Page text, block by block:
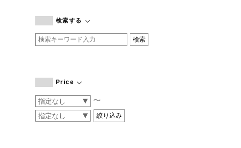
by basics
CATWORTH
COGTHEBIGSMOKE
CONVERSE
DEAN & DELUCA
検索する
Price
〜